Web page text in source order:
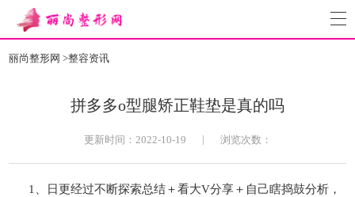
丽尚整形网 >整容资讯
拼多多o型腿矫正鞋垫是真的吗
更新时间：2022-10-19 | 浏览次数：
1、日更经过不断探索总结＋看大V分享＋自己瞎捣鼓分析，